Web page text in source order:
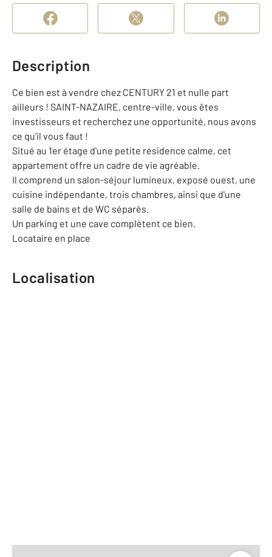
Description
Ce bien est à vendre chez CENTURY 21 et nulle part
ailleurs ! SAINT-NAZAIRE, centre-ville, vous êtes
investisseurs et recherchez une opportunité, nous avons
ce qu'il vous faut !
Situé au 1er étage d'une petite résidence calme, cet
appartement offre un cadre de vie agréable.
Il comprend un salon-séjour lumineux, exposé ouest, une
cuisine indépendante, trois chambres, ainsi que d'une
salle de bains et de WC séparés.
Un parking et une cave complètent ce bien.
Locataire en place
Localisation